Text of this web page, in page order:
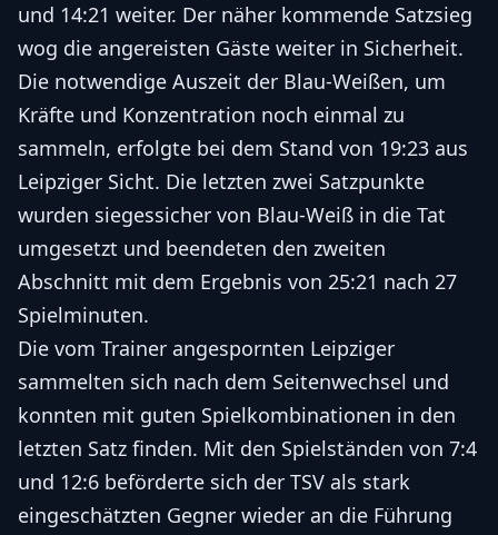
und 14:21 weiter. Der näher kommende Satzsieg
wog die angereisten Gäste weiter in Sicherheit.
Die notwendige Auszeit der Blau-Weißen, um
Kräfte und Konzentration noch einmal zu
sammeln, erfolgte bei dem Stand von 19:23 aus
Leipziger Sicht. Die letzten zwei Satzpunkte
wurden siegessicher von Blau-Weiß in die Tat
umgesetzt und beendeten den zweiten
Abschnitt mit dem Ergebnis von 25:21 nach 27
Spielminuten.
Die vom Trainer angespornten Leipziger
sammelten sich nach dem Seitenwechsel und
konnten mit guten Spielkombinationen in den
letzten Satz finden. Mit den Spielständen von 7:4
und 12:6 beförderte sich der TSV als stark
eingeschätzten Gegner wieder an die Führung